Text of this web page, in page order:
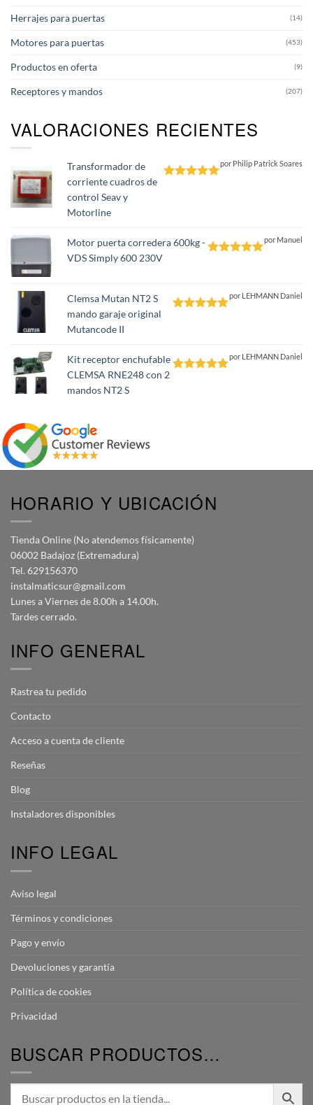
Herrajes para puertas (14)
Motores para puertas (453)
Productos en oferta (9)
Receptores y mandos (207)
VALORACIONES RECIENTES
Transformador de
corriente cuadros de
control Seav y
Motorline
por Philip Patrick Soares
Motor puerta corredera 600kg -
VDS Simply 600 230V
por Manuel
Clemsa Mutan NT2 S
mando garaje original
Mutancode II
por LEHMANN Daniel
Kit receptor enchufable
CLEMSA RNE248 con 2
mandos NT2 S
por LEHMANN Daniel
HORARIO Y UBICACIÓN
Tienda Online (No atendemos físicamente)
06002 Badajoz (Extremadura)
Tel. 629156370
instalmaticsur@gmail.com
Lunes a Viernes de 8.00h a 14.00h.
Tardes cerrado.
INFO GENERAL
Rastrea tu pedido
Contacto
Acceso a cuenta de cliente
Reseñas
Blog
Instaladores disponibles
INFO LEGAL
Aviso legal
Términos y condiciones
Pago y envío
Devoluciones y garantía
Política de cookies
Privacidad
BUSCAR PRODUCTOS…